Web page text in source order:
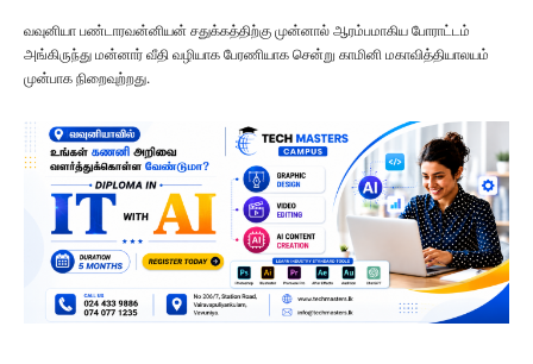
வவுனியா பண்டாரவன்னியன் சதுக்கத்திற்கு முன்னால் ஆரம்பமாகிய போராட்டம்
அங்கிருந்து மன்னார் வீதி வழியாக பேரணியாக சென்று காமினி மகாவித்தியாலயம்
முன்பாக நிறைவுற்றது.